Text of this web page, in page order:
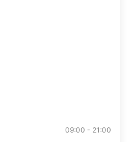
09:00 - 21:00